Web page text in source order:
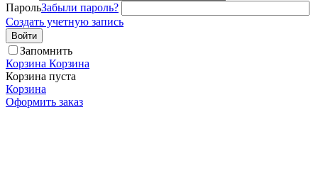
ПарольЗабыли пароль?
Создать учетную запись
Войти
Запомнить
Корзина Корзина
Корзина пуста
Корзина
Оформить заказ